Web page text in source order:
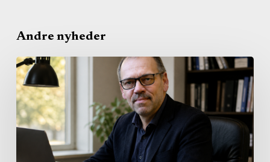
Andre nyheder
Sundhedsreformen
forlod
Christiansborg
–